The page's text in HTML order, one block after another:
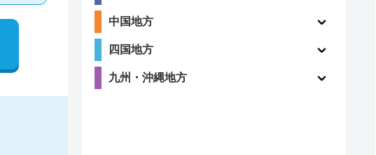
中国地方
四国地方
九州・沖縄地方